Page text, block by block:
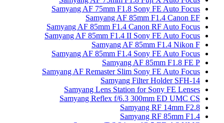
Samyang AF 75mm F1.8 Sony FE Auto Focus
Samyang AF 85mm F1.4 Canon EF
Samyang AF 85mm F1.4 Canon RF Auto Focus
Samyang AF 85mm F1.4 II Sony FE Auto Focus
Samyang AF 85mm F1.4 Nikon F
Samyang AF 85mm F1.4 Sony FE Auto Focus
Samyang AF 85mm F1.8 FE P
Samyang AF Remaster Slim Sony FE Auto Focus
Samyang Filter Holder SFH-14
Samyang Lens Station for Sony FE Lenses
Samyang Reflex f/6.3 300mm ED UMC CS
Samyang RF 14mm F2.8
Samyang RF 85mm F1.4